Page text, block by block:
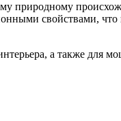
природному
свойствами, что
а также для